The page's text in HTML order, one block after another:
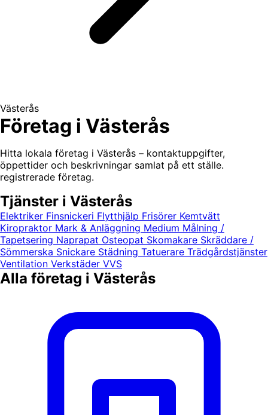
Västerås
Företag i Västerås
Hitta lokala företag i Västerås – kontaktuppgifter,
öppettider och beskrivningar samlat på ett ställe.
registrerade företag.
Tjänster i Västerås
Elektriker Finsnickeri Flytthjälp Frisörer Kemtvätt
Kiropraktor Mark & Anläggning Medium Målning /
Tapetsering Naprapat Osteopat Skomakare Skräddare /
Sömmerska Snickare Städning Tatuerare Trädgårdstjänster
Ventilation Verkstäder VVS
Alla företag i Västerås